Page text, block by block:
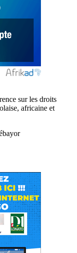
sur les droits
africaine et